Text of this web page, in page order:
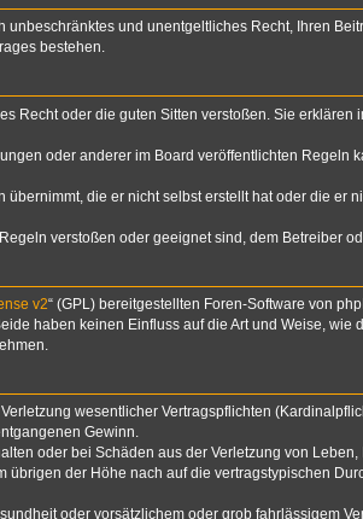
und unentgeltliches Recht, Ihren
bestehen.
Recht oder die guten Sitten verstoßen. Sie
oder anderer im Board veröffentlichten
die er nicht selbst erstellt hat oder die er
verstoßen oder geeignet sind, dem Betreiber
v2“ (GPL) bereitgestellten Foren-Software von
haben keinen Einfluss auf die Art und Weise,
wesentlicher Vertragspflichten
Gewinn.
oder bei Schäden aus der Verletzung von
der Höhe nach auf die vertragstypischen
oder vorsätzlichem oder grob fahrlässigem